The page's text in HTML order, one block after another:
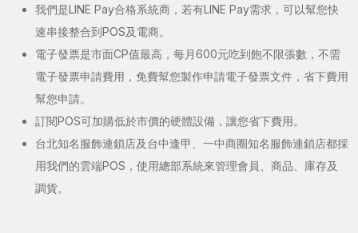
我們是LINE Pay合格系統商，若有LINE Pay需求，可以幫您快
速串接整合到POS及電商。
電子發票是市面CP值最高，每月600元吃到飽不限張數，不需
電子發票申請費用，免費幫您製作申請電子發票文件，省下費用
幫您申請。
訂閱POS可加購低於市價的硬體設備，讓您省下費用。
台北知名服飾連鎖店及台中逢甲、一中商圈知名服飾連鎖店都採
用我們的雲端POS，使用總部系統來管理會員、商品、庫存及
調貨。